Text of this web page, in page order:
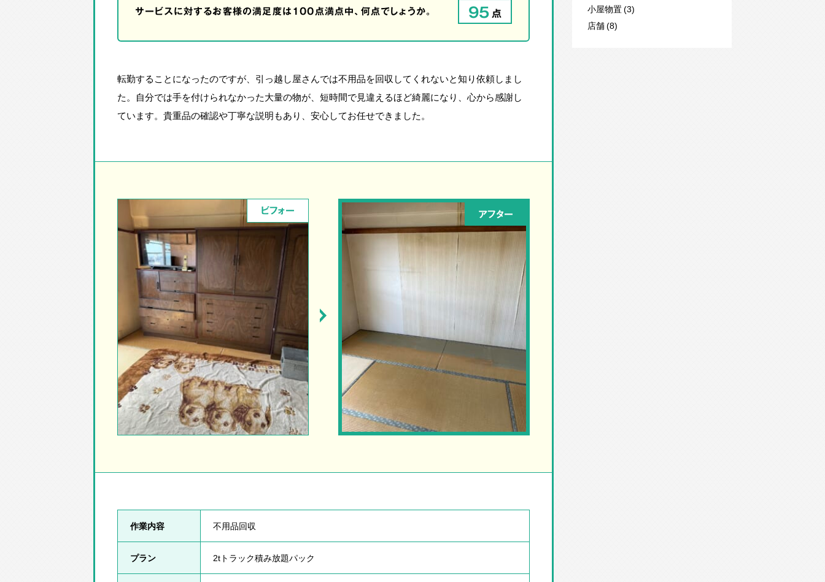
サービスに対するお客様の満足度は100点満点中、何点でしょうか。 95 点
転勤することになったのですが、引っ越し屋さんでは不用品を回収してくれないと知り依頼しまし
た。自分では手を付けられなかった大量の物が、短時間で見違えるほど綺麗になり、心から感謝し
ています。貴重品の確認や丁寧な説明もあり、安心してお任せできました。
ビフォー アフター
作業内容 不用品回収
プラン 2tトラック積み放題パック
小屋物置 (3)
店舗 (8)